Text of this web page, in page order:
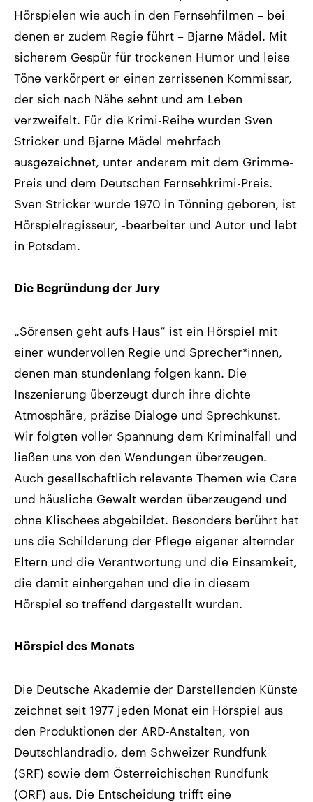
Hörspielen wie auch in den Fernsehfilmen – bei
denen er zudem Regie führt – Bjarne Mädel. Mit
sicherem Gespür für trockenen Humor und leise
Töne verkörpert er einen zerrissenen Kommissar,
der sich nach Nähe sehnt und am Leben
verzweifelt. Für die Krimi-Reihe wurden Sven
Stricker und Bjarne Mädel mehrfach
ausgezeichnet, unter anderem mit dem Grimme-
Preis und dem Deutschen Fernsehkrimi-Preis.
Sven Stricker wurde 1970 in Tönning geboren, ist
Hörspielregisseur, -bearbeiter und Autor und lebt
in Potsdam.
Die Begründung der Jury
„Sörensen geht aufs Haus“ ist ein Hörspiel mit
einer wundervollen Regie und Sprecher*innen,
denen man stundenlang folgen kann. Die
Inszenierung überzeugt durch ihre dichte
Atmosphäre, präzise Dialoge und Sprechkunst.
Wir folgten voller Spannung dem Kriminalfall und
ließen uns von den Wendungen überzeugen.
Auch gesellschaftlich relevante Themen wie Care
und häusliche Gewalt werden überzeugend und
ohne Klischees abgebildet. Besonders berührt hat
uns die Schilderung der Pflege eigener alternder
Eltern und die Verantwortung und die Einsamkeit,
die damit einhergehen und die in diesem
Hörspiel so treffend dargestellt wurden.
Hörspiel des Monats
Die Deutsche Akademie der Darstellenden Künste
zeichnet seit 1977 jeden Monat ein Hörspiel aus
den Produktionen der ARD-Anstalten, von
Deutschlandradio, dem Schweizer Rundfunk
(SRF) sowie dem Österreichischen Rundfunk
(ORF) aus. Die Entscheidung trifft eine